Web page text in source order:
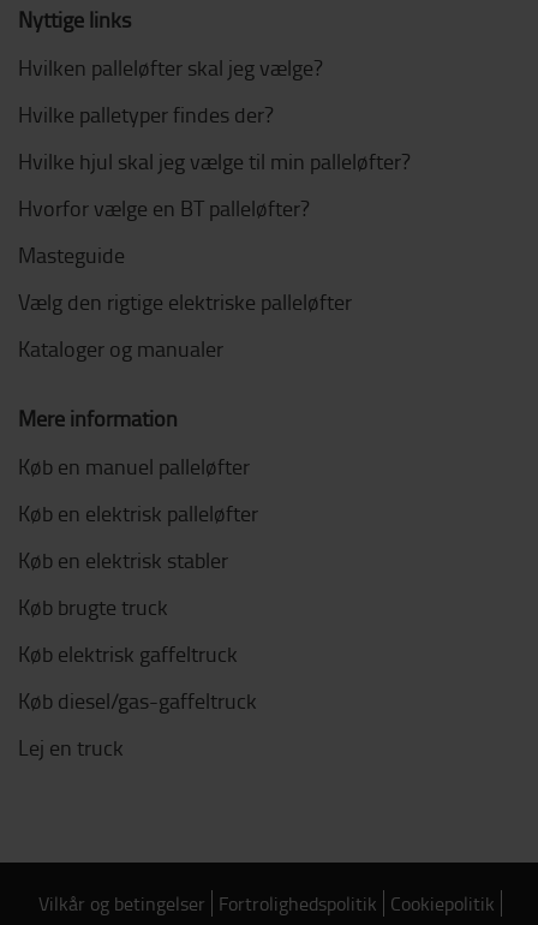
Nyttige links
Hvilken palleløfter skal jeg vælge?
Hvilke palletyper findes der?
Hvilke hjul skal jeg vælge til min palleløfter?
Hvorfor vælge en BT palleløfter?
Masteguide
Vælg den rigtige elektriske palleløfter
Kataloger og manualer
Mere information
Køb en manuel palleløfter
Køb en elektrisk palleløfter
Køb en elektrisk stabler
Køb brugte truck
Køb elektrisk gaffeltruck
Køb diesel/gas-gaffeltruck
Lej en truck
Vilkår og betingelser Fortrolighedspolitik Cookiepolitik